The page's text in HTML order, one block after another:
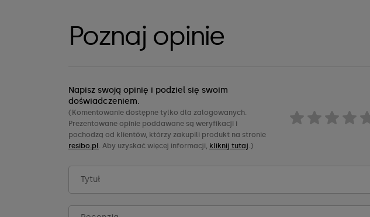
Poznaj opinie
Napisz swoją opinię i podziel się swoim
doświadczeniem.
(Komentowanie dostępne tylko dla zalogowanych.
Prezentowane opinie poddawane są weryfikacji i
pochodzą od klientów, którzy zakupili produkt na stronie
resibo.pl. Aby uzyskać więcej informacji, kliknij tutaj.)